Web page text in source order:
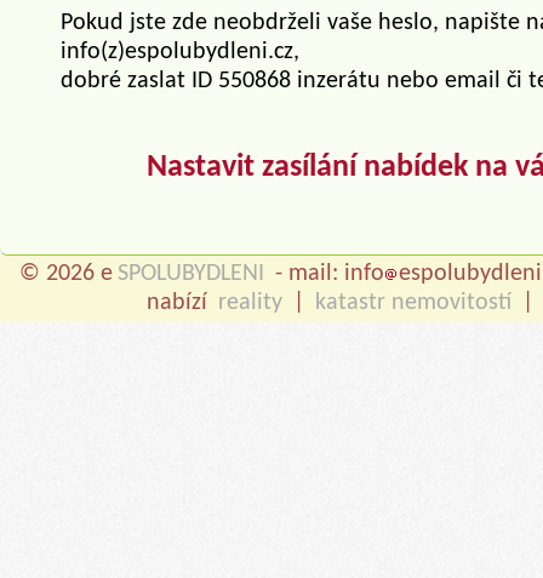
Pokud jste zde neobdrželi vaše heslo, napište
info(z)espolubydleni.cz,
dobré zaslat ID 550868 inzerátu nebo email či
Nastavit zasílání nabídek na
© 2026 e SPOLUBYDLENI - mail: info
nabízí reality katastr nemovitostí